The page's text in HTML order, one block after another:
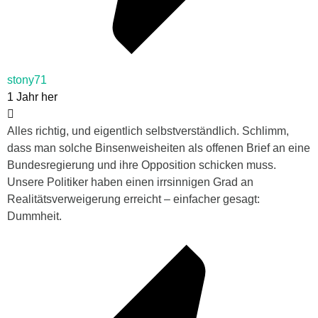
stony71
1 Jahr her
Alles richtig, und eigentlich selbstverständlich. Schlimm,
dass man solche Binsenweisheiten als offenen Brief an eine
Bundesregierung und ihre Opposition schicken muss.
Unsere Politiker haben einen irrsinnigen Grad an
Realitätsverweigerung erreicht – einfacher gesagt:
Dummheit.